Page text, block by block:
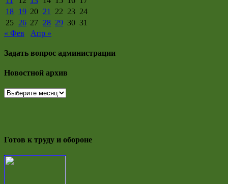
18 19 20 21 22 23 24
25 26 27 28 29 30 31
« Фев
Апр »
Задать вопрос администрации
Новостной архив
Новостной
Готов к труду и обороне